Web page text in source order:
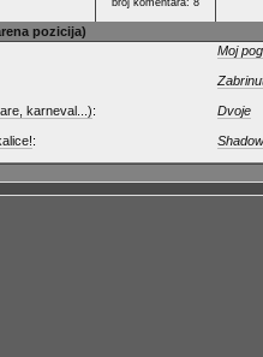
broj komentara: 8
pozicija)
Moj
karneval...): Dvoje
: Shadow